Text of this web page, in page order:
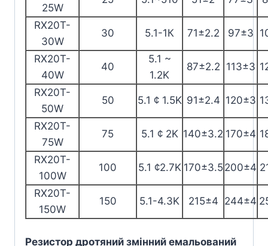
25W
RX20T-
30W
30 5.1-1К 71±2.2 97±3
RX20T-
40W
40
5.1 ~
1.2K
87±2.2 113±3
RX20T-
50W
50 5.1 ¢ 1.5K 91±2.4 120±3
RX20T-
75W
75 5.1 ¢ 2K 140±3.2 170±4
RX20T-
100W
100 5.1 ¢2.7K 170±3.5200±4
RX20T-
150W
150 5.1-4.3K 215±4 244±4
Резистор дротяний змінний емальований